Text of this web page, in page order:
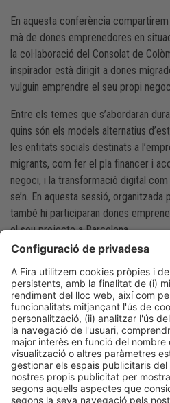
En aquesta conferència
mà de dones emprenedores en
la col·laboració del Consolat de
inspirador està dirigit a dones
vulguin emprendre el seu propi
Entre els temes que s’abordaran
quins són els models alternatius
les entitats socials destinats a
migrants, com fer el pla financer i
negoci, i la transformació digital
se’n. En aquesta sessió, organitzada
també hi participaran dones
el seu projecte a Barcelona.
ENTITAT ORGANITZADORA